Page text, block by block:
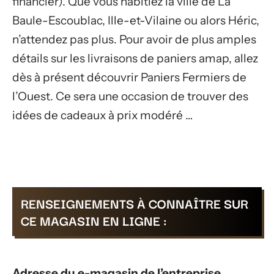
Baule-Escoublac, Ille-et-Vilaine ou alors Héric,
n’attendez pas plus. Pour avoir de plus amples
détails sur les livraisons de paniers amap, allez
dès à présent découvrir Paniers Fermiers de
l’Ouest. Ce sera une occasion de trouver des
idées de cadeaux à prix modéré …
RENSEIGNEMENTS À CONNAÎTRE SUR
CE MAGASIN EN LIGNE :